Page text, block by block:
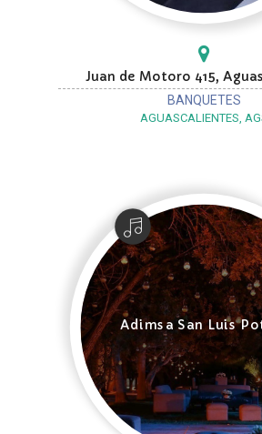
Juan de Motoro 415,
BANQUETES
AGUASCALIENTES,
Adimsa San Luis